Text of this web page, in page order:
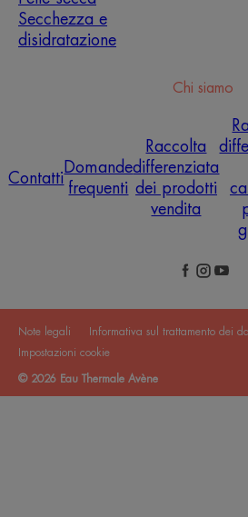
Secchezza e
disidratazione
Chi siamo
Contatti
Domande
frequenti
Raccolta
differenziata
dei prodotti
vendita
Note legali
Informativa sul trattamento dei
Impostazioni cookie
© 2026 Eau Thermale Avène